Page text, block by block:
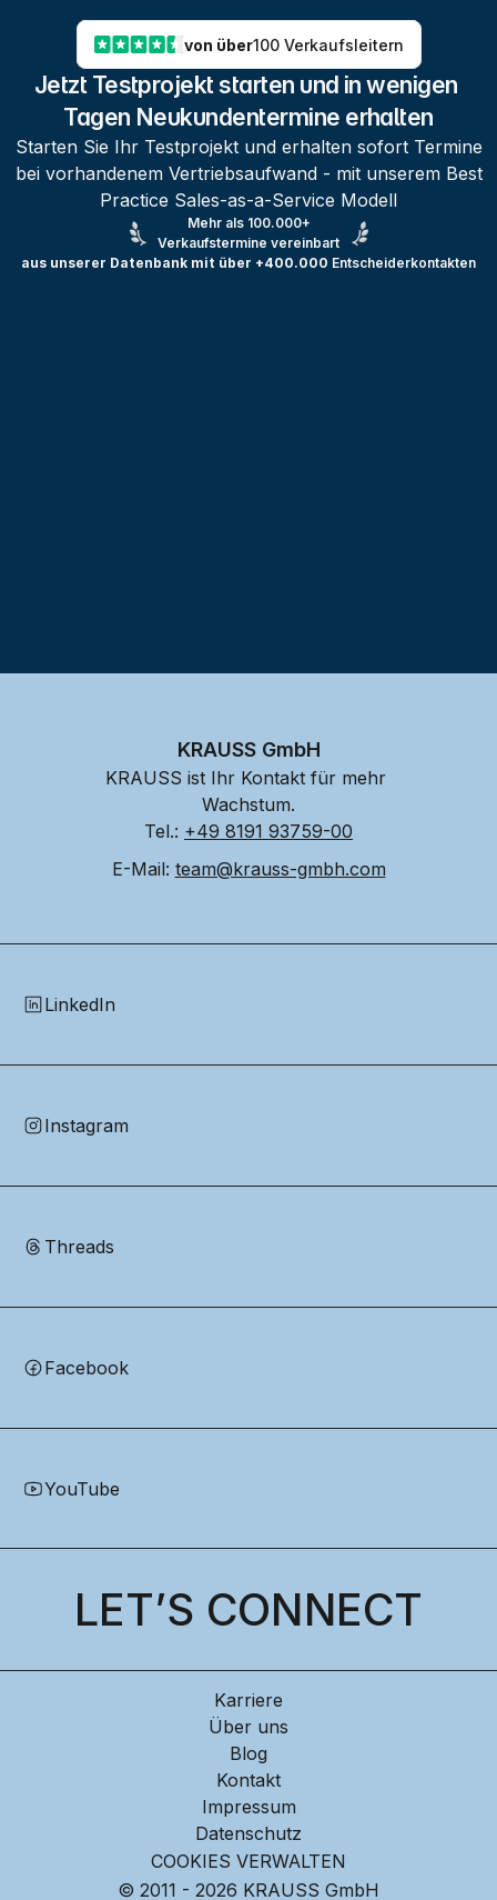
von über100 Verkaufsleitern
Jetzt Testprojekt starten und in wenigen
Tagen Neukundentermine erhalten
Starten Sie Ihr Testprojekt und erhalten sofort Termine
bei vorhandenem Vertriebsaufwand - mit unserem Best
Practice Sales-as-a-Service Modell
Mehr als 100.000+
Verkaufstermine vereinbart
aus unserer Datenbank mit über +400.000 Entscheiderkontakten
KRAUSS GmbH
KRAUSS ist Ihr Kontakt für mehr
Wachstum.
Tel.: +49 8191 93759-00
E-Mail: team@krauss-gmbh.com
LinkedIn
Instagram
Threads
Facebook
YouTube
LET’S CONNECT
Karriere
Über uns
Blog
Kontakt
Impressum
Datenschutz
COOKIES VERWALTEN
© 2011 - 2026 KRAUSS GmbH